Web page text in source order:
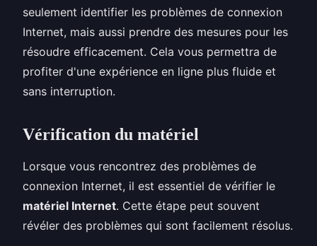
seulement identifier les problèmes de connexion
Internet, mais aussi prendre des mesures pour les
résoudre efficacement. Cela vous permettra de
profiter d'une expérience en ligne plus fluide et
sans interruption.
Vérification du matériel
Lorsque vous rencontrez des problèmes de
connexion Internet, il est essentiel de vérifier le
matériel Internet. Cette étape peut souvent
révéler des problèmes qui sont facilement résolus.